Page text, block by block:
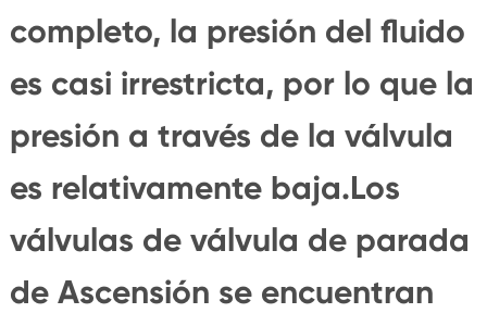
completo, la presión del fluido
es casi irrestricta, por lo que la
presión a través de la válvula
es relativamente baja.Los
válvulas de válvula de parada
de Ascensión se encuentran